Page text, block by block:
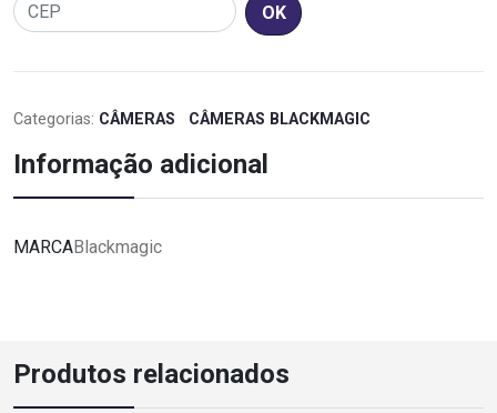
OK
Categorias: CÂMERAS CÂMERAS BLACKMAGIC
Informação adicional
MARCABlackmagic
Produtos relacionados